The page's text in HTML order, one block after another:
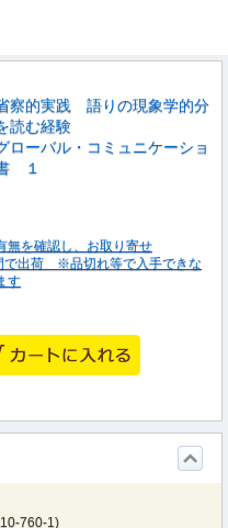
察的実践 語りの現象学的分
読む経験
ローバル・コミュニケーショ
１
無を確認し、お取り寄せ
で出荷 ※品切れ等で入手できな
す
760-1)